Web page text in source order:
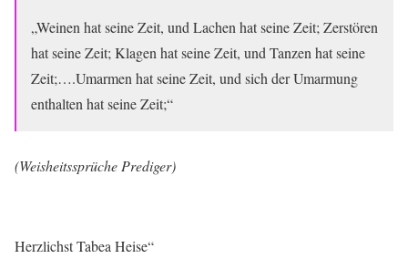
„Weinen hat seine Zeit, und Lachen hat seine Zeit; Zerstören
hat seine Zeit; Klagen hat seine Zeit, und Tanzen hat seine
Zeit;….Umarmen hat seine Zeit, und sich der Umarmung
enthalten hat seine Zeit;“
(Weisheitssprüche Prediger)
Herzlichst Tabea Heise“